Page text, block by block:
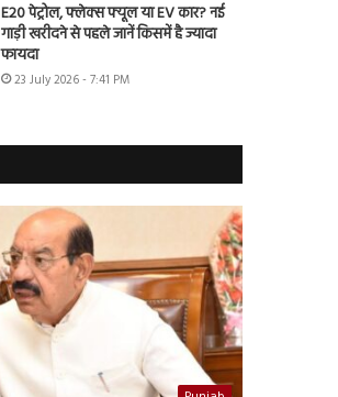
E20 पेट्रोल, फ्लेक्स फ्यूल या EV कार? नई
गाड़ी खरीदने से पहले जानें किसमें है ज्यादा
फायदा
23 July 2026 - 7:41 PM